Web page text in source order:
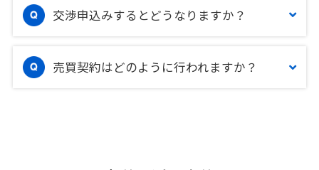
交渉申込みするとどうなりますか？
売買契約はどのように行われますか？